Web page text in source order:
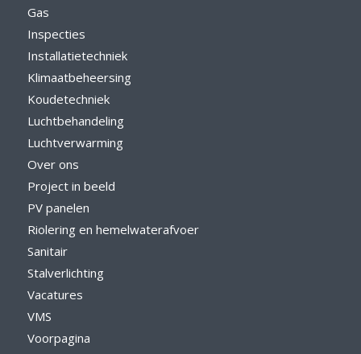
Gas
Inspecties
Installatietechniek
Klimaatbeheersing
Koudetechniek
Luchtbehandeling
Luchtverwarming
Over ons
Project in beeld
PV panelen
Riolering en hemelwaterafvoer
Sanitair
Stalverlichting
Vacatures
VMS
Voorpagina